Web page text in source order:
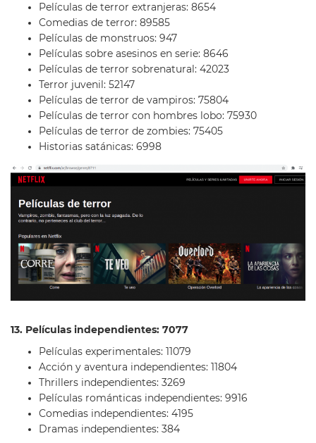
Películas de terror extranjeras: 8654
Comedias de terror: 89585
Películas de monstruos: 947
Películas sobre asesinos en serie: 8646
Películas de terror sobrenatural: 42023
Terror juvenil: 52147
Películas de terror de vampiros: 75804
Películas de terror con hombres lobo: 75930
Películas de terror de zombies: 75405
Historias satánicas: 6998
13. Películas independientes: 7077
Películas experimentales: 11079
Acción y aventura independientes: 11804
Thrillers independientes: 3269
Películas románticas independientes: 9916
Comedias independientes: 4195
Dramas independientes: 384